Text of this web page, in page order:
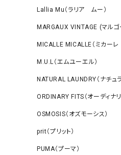
Lallia Mu（ラリア ムー）
MARGAUX VINTAGE (マルゴ
MICALLE MICALLE（ミカーレ
M.U.L（エムユーエル）
NATURAL LAUNDRY（ナチュ
ORDINARY FITS（オーディナリ
OSMOSIS（オズモーシス）
prit（プリット）
PUMA（プーマ）